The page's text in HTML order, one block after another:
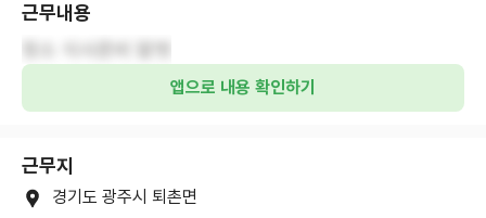
근무내용
앱으로 내용 확인하기
근무지
경기도 광주시 퇴촌면